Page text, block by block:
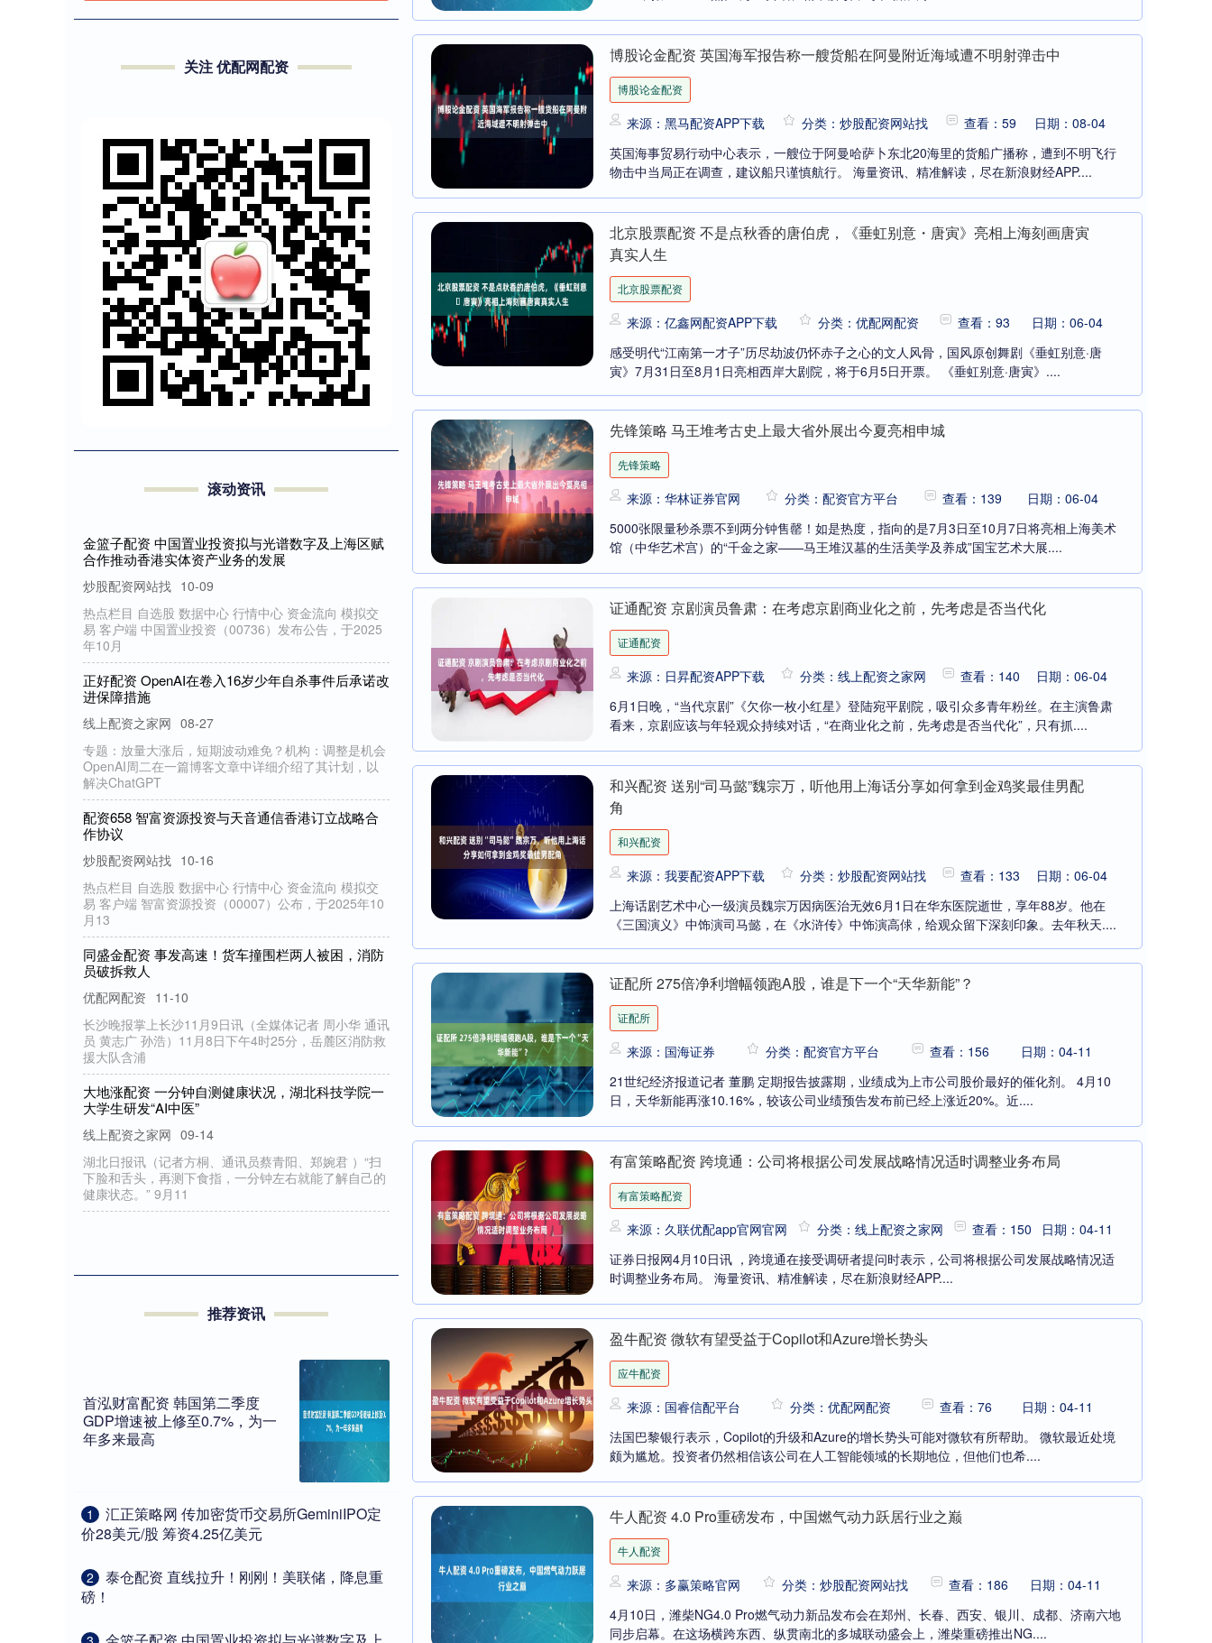
博股论金配资 英国海军报告称一艘货船在阿曼附近海域遭不明射弹击中
博股论金配资
来源：黑马配资APP下载 分类：炒股配资网站找 查看：59
日期：08-04
英国海事贸易行动中心表示，一艘位于阿曼哈萨卜东北20海里的货船广播称，遭到不明飞行
物击中当局正在调查，建议船只谨慎航行。 海量资讯、精准解读，尽在新浪财经APP....
北京股票配资 不是点秋香的唐伯虎，《垂虹别意・唐寅》亮相上海刻画唐寅
真实人生
北京股票配资
来源：亿鑫网配资APP下载 分类：优配网配资 查看：93
日期：06-04
感受明代“江南第一才子”历尽劫波仍怀赤子之心的文人风骨，国风原创舞剧《垂虹别意·唐
寅》7月31日至8月1日亮相西岸大剧院，将于6月5日开票。 《垂虹别意·唐寅》....
先锋策略 马王堆考古史上最大省外展出今夏亮相申城
先锋策略
来源：华林证券官网 分类：配资官方平台 查看：139
日期：06-04
5000张限量秒杀票不到两分钟售罄！如是热度，指向的是7月3日至10月7日将亮相上海美术
馆（中华艺术宫）的“千金之家——马王堆汉墓的生活美学及养成”国宝艺术大展....
证通配资 京剧演员鲁肃：在考虑京剧商业化之前，先考虑是否当代化
证通配资
来源：日昇配资APP下载 分类：线上配资之家网 查看：140
日期：06-04
6月1日晚，“当代京剧”《欠你一枚小红星》登陆宛平剧院，吸引众多青年粉丝。在主演鲁肃
看来，京剧应该与年轻观众持续对话，“在商业化之前，先考虑是否当代化”，只有抓....
和兴配资 送别“司马懿”魏宗万，听他用上海话分享如何拿到金鸡奖最佳男配
角
和兴配资
来源：我要配资APP下载 分类：炒股配资网站找 查看：133
日期：06-04
上海话剧艺术中心一级演员魏宗万因病医治无效6月1日在华东医院逝世，享年88岁。他在
《三国演义》中饰演司马懿，在《水浒传》中饰演高俅，给观众留下深刻印象。去年秋天....
证配所 275倍净利增幅领跑A股，谁是下一个“天华新能”？
证配所
来源：国海证券 分类：配资官方平台 查看：156
日期：04-11
21世纪经济报道记者 董鹏 定期报告披露期，业绩成为上市公司股价最好的催化剂。 4月10
日，天华新能再涨10.16%，较该公司业绩预告发布前已经上涨近20%。近....
有富策略配资 跨境通：公司将根据公司发展战略情况适时调整业务布局
有富策略配资
来源：久联优配app官网官网 分类：线上配资之家网 查看：150
日期：04-11
证券日报网4月10日讯 ，跨境通在接受调研者提问时表示，公司将根据公司发展战略情况适
时调整业务布局。 海量资讯、精准解读，尽在新浪财经APP....
盈牛配资 微软有望受益于Copilot和Azure增长势头
应牛配资
来源：国睿信配平台 分类：优配网配资 查看：76
日期：04-11
法国巴黎银行表示，Copilot的升级和Azure的增长势头可能对微软有所帮助。 微软最近处境
颇为尴尬。投资者仍然相信该公司在人工智能领域的长期地位，但他们也希....
牛人配资 4.0 Pro重磅发布，中国燃气动力跃居行业之巅
牛人配资
来源：多赢策略官网 分类：炒股配资网站找 查看：186
日期：04-11
4月10日，潍柴NG4.0 Pro燃气动力新品发布会在郑州、长春、西安、银川、成都、济南六地
同步启幕。在这场横跨东西、纵贯南北的多城联动盛会上，潍柴重磅推出NG....
关注 优配网配资
滚动资讯
创通网配资 调查显示韩国超六成大企业下半年无招
聘计划，就业市场或大幅萎缩
炒股配资网站找 09-11
周四公布的一项调查显示，今年下半年韩国超过60%的
大公司没有招聘计划或尚未决定招聘计划，就业市场前
景黯淡。 根据韩国全国
盟配资 生态整合与“割肉”聚焦，半年报中腾讯阿里
等大厂的“AI战术”
配资官方平台 09-08
2025年中期财报季已至尾声，当行业在AI浪潮的席卷下
持续演进，头部科技企业的中期财报就成为了观察行业
趋势的关键窗口。
金管家配资 港股新股奥克斯电气获超550倍超额认
优配网配资 09-02
港股新股奥克斯电气公布招股结果，公开发售部份获超
550倍超额认购，发行价以招股价格区间上限定价，为
红太阳配资 领益智造：公司重视人形机器人业务发
展
炒股配资网站找
证券日报网讯领益智造10月17日在互动平台回答投资者
提问时表示，公司与智元合资成立了东莞领智创新机器
人科技有限公司，公司
千里马配资 世卫组织强烈谴责苏丹医院杀戮事件
优配网配资
新华社北京10月30日电 世界卫生组织29日发表声明，
强烈谴责苏丹北达尔富尔州首府法希尔市一家医院发生
的一起大规模杀戮事
推荐资讯
首泓财富配资 韩国第二季度
GDP增速被上修至0.7%，为一
年多来最高
1
​汇正策略网 传加密货币交易所GeminiIPO定
价28美元/股 筹资4.25亿美元
2
​泰仓配资 直线拉升！刚刚！美联储，降息重
磅！